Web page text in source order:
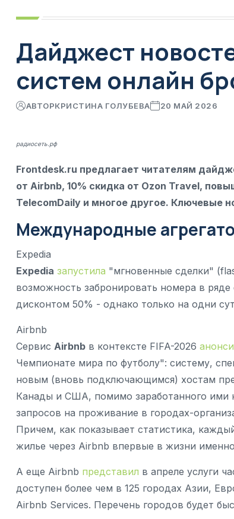
Дайджест
систем онлайн
АВТОРКРИСТИНА ГОЛУБЕВА 20 МАЙ 2026
радиосеть.рф
Frontdesk.ru предлагает читателям
от Airbnb, 10% скидка от Ozon Travel,
TelecomDaily и многое другое. Ключевые
Международные
Expedia
Expedia запустила "мгновенные сделки"
возможность забронировать номера в
дисконтом 50% - однако только на одни
Airbnb
Сервис Airbnb в контексте FIFA-2026
Чемпионате мира по футболу": систему,
новым (вновь подключающимся) хостам
Канады и США, помимо заработанного ими
запросов на проживание в городах-
Причем, как показывает статистика,
жилье через Airbnb впервые в жизни
А еще Airbnb представил в апреле услуги
доступен более чем в 125 городах Азии,
Airbnb Services. Перечень городов будет